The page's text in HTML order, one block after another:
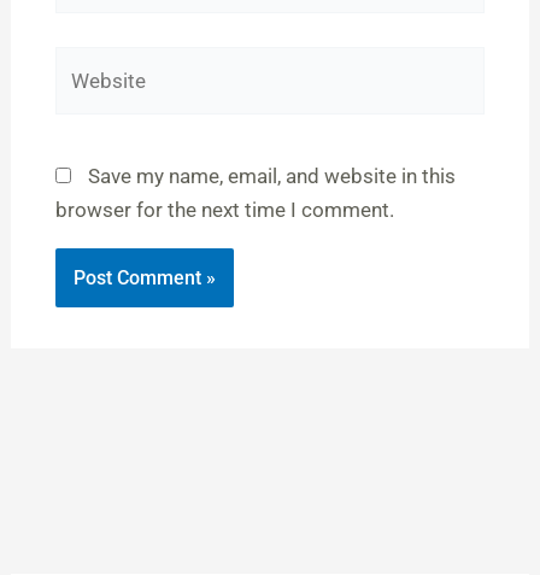
Save my name, email, and website in this
browser for the next time I comment.